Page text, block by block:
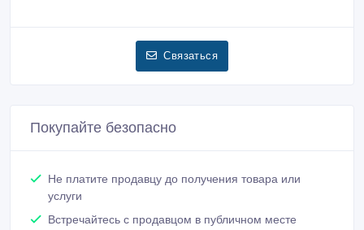
Связаться
Покупайте безопасно
Не платите продавцу до получения товара или
услуги
Встречайтесь с продавцом в публичном месте